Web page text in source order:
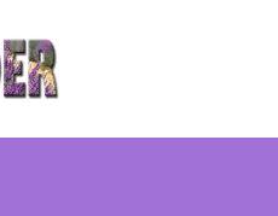
Оливье Сулье: